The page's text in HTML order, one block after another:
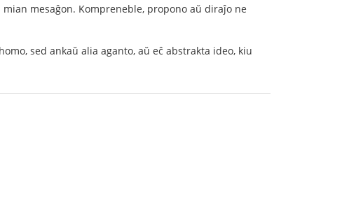
mesaĝon. Kompreneble, propono aŭ diraĵo ne
sed ankaŭ alia aganto, aŭ eĉ abstrakta ideo, kiu